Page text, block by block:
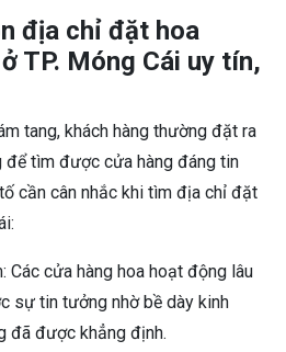
địa chỉ đặt hoa
TP. Móng Cái uy tín,
tang, khách hàng thường đặt ra
để tìm được cửa hàng đáng tin
cần cân nhắc khi tìm địa chỉ đặt
Các cửa hàng hoa hoạt động lâu
sự tin tưởng nhờ bề dày kinh
đã được khẳng định.